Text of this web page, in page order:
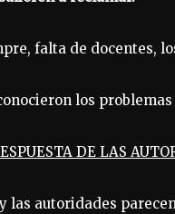
falta de docentes,
los
DE LAS
y las autoridades